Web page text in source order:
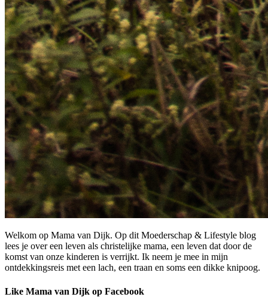
Welkom op Mama van Dijk. Op dit Moederschap & Lifestyle blog
lees je over een leven als christelijke mama, een leven dat door de
komst van onze kinderen is verrijkt. Ik neem je mee in mijn
ontdekkingsreis met een lach, een traan en soms een dikke knipoog.
Like Mama van Dijk op Facebook